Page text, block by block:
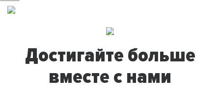
Достигайте больше
вместе с нами